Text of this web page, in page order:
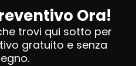
Ora!
trovi qui sotto per
gratuito e senza